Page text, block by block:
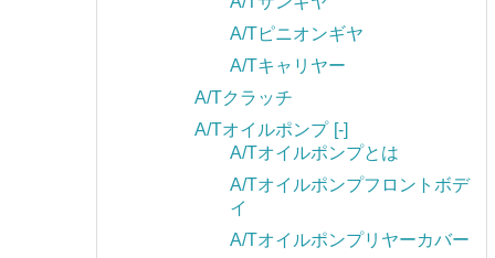
A/Tピニオンギヤ
A/Tキャリヤー
A/Tクラッチ
A/Tオイルポンプ [-]
A/Tオイルポンプとは
A/Tオイルポンプフロントボデ
イ
A/Tオイルポンプリヤーカバー